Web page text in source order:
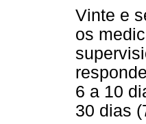
Vinte e
os
6 a 10
30 dias